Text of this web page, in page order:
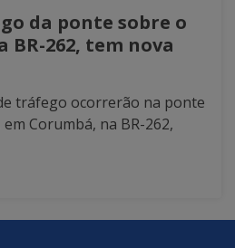
da ponte sobre o
BR-262, tem nova
tráfego ocorrerão na ponte
Corumbá, na BR-262,